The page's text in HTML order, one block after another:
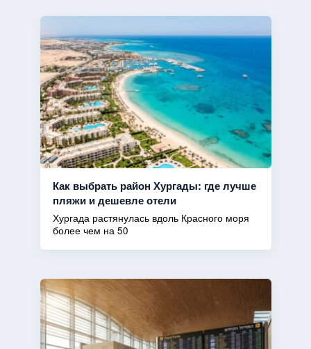
Как выбрать район Хургады: где лучше
пляжи и дешевле отели
Хургада растянулась вдоль Красного моря
более чем на 50